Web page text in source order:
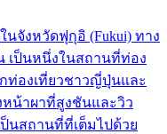
นจังหวัดฟุกุอิ (Fukui) ทาง
เป็นหนึ่งในสถานที่ท่อง
ท่องเที่ยวชาวญี่ปุ่นและ
น้าผาที่สูงชันและวิว
นสถานที่ที่เต็มไปด้วย